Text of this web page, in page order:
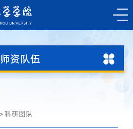
师资队伍
科研团队